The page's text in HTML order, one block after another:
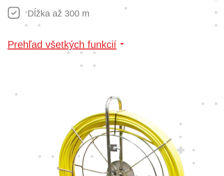
Dĺžka až 300 m
Prehľad všetkých funkcií